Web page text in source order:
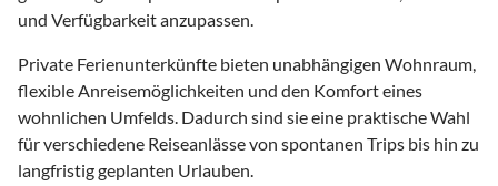
und Verfügbarkeit anzupassen.
Private Ferienunterkünfte bieten unabhängigen Wohnraum,
flexible Anreisemöglichkeiten und den Komfort eines
wohnlichen Umfelds. Dadurch sind sie eine praktische Wahl
für verschiedene Reiseanlässe von spontanen Trips bis hin zu
langfristig geplanten Urlauben.